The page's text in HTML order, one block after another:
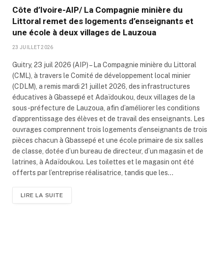
Côte d’Ivoire-AIP/ La Compagnie minière du
Littoral remet des logements d’enseignants et
une école à deux villages de Lauzoua
23 JUILLET 2026
Guitry, 23 juil 2026 (AIP) – La Compagnie minière du Littoral
(CML), à travers le Comité de développement local minier
(CDLM), a remis mardi 21 juillet 2026, des infrastructures
éducatives à Gbassepé et Adaïdoukou, deux villages de la
sous-préfecture de Lauzoua, afin d’améliorer les conditions
d’apprentissage des élèves et de travail des enseignants. Les
ouvrages comprennent trois logements d’enseignants de trois
pièces chacun à Gbassepé et une école primaire de six salles
de classe, dotée d’un bureau de directeur, d’un magasin et de
latrines, à Adaïdoukou. Les toilettes et le magasin ont été
offerts par l’entreprise réalisatrice, tandis que les…
LIRE LA SUITE